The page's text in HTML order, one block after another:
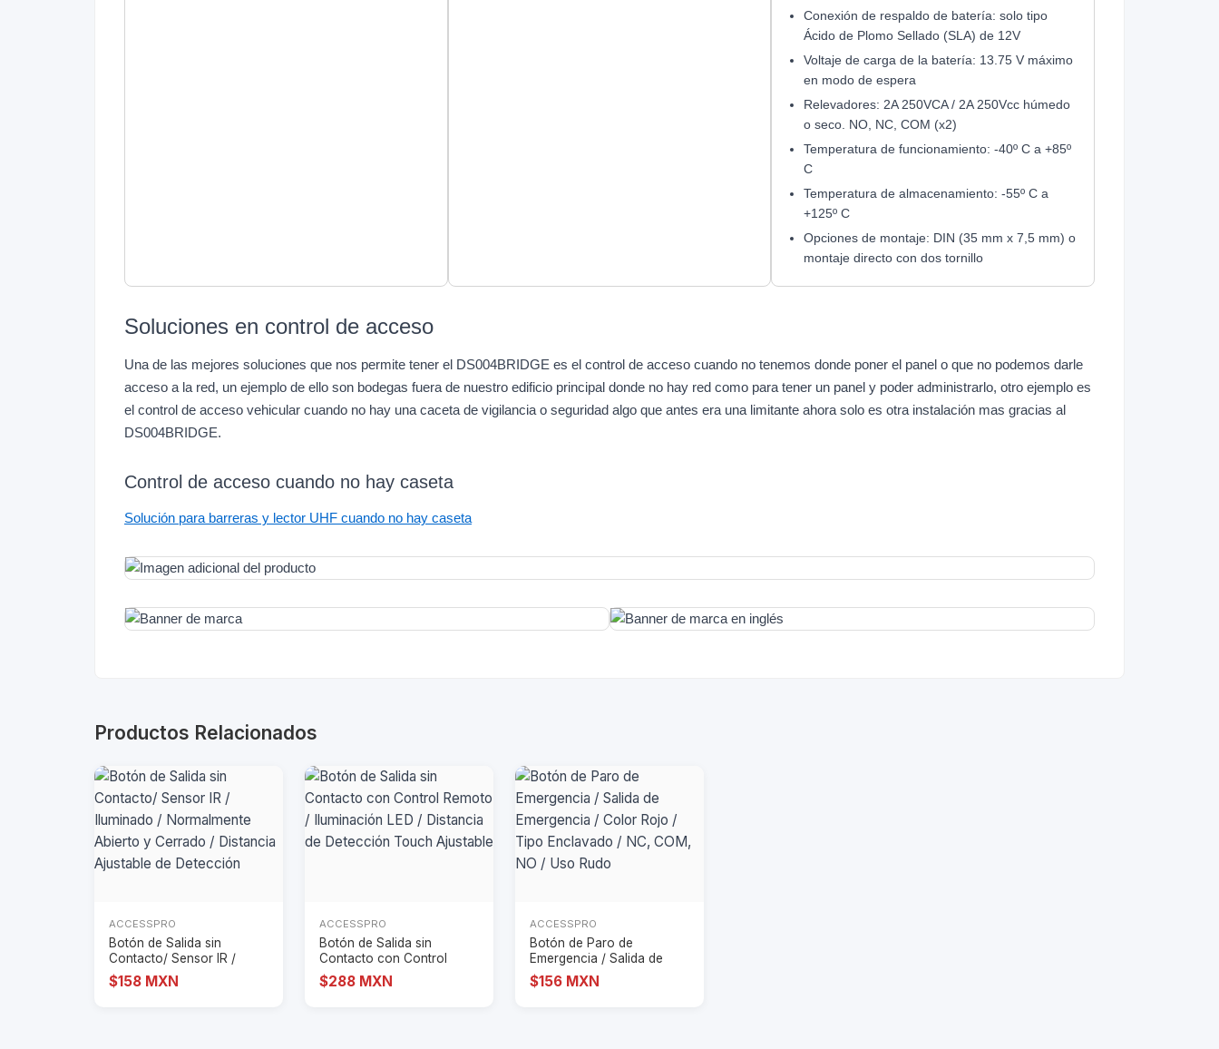
Conexión de respaldo de batería: solo tipo
Ácido de Plomo Sellado (SLA) de 12V
Voltaje de carga de la batería: 13.75 V máximo
en modo de espera
Relevadores: 2A 250VCA / 2A 250Vcc húmedo
o seco. NO, NC, COM (x2)
Temperatura de funcionamiento: -40º C a +85º
C
Temperatura de almacenamiento: -55º C a
+125º C
Opciones de montaje: DIN (35 mm x 7,5 mm) o
montaje directo con dos tornillo
Soluciones en control de acceso
Una de las mejores soluciones que nos permite tener el DS004BRIDGE es el control de acceso cuando no tenemos donde poner el panel o que no podemos darle
acceso a la red, un ejemplo de ello son bodegas fuera de nuestro edificio principal donde no hay red como para tener un panel y poder administrarlo, otro ejemplo es
el control de acceso vehicular cuando no hay una caceta de vigilancia o seguridad algo que antes era una limitante ahora solo es otra instalación mas gracias al
DS004BRIDGE.
Control de acceso cuando no hay caseta
Solución para barreras y lector UHF cuando no hay caseta
Productos Relacionados
ACCESSPRO
Botón de Salida sin
Contacto/ Sensor IR /
Iluminado / Norma
$158 MXN
ACCESSPRO
Botón de Salida sin
Contacto con Control
Remoto / Iluminaci
$288 MXN
ACCESSPRO
Botón de Paro de
Emergencia / Salida de
Emergencia / Color
$156 MXN